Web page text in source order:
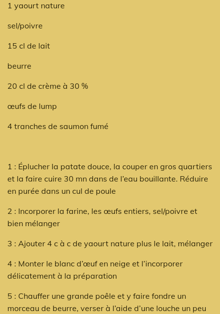
1 yaourt nature
sel/poivre
15 cl de lait
beurre
20 cl de crème à 30 %
œufs de lump
4 tranches de saumon fumé
1 : Éplucher la patate douce, la couper en gros quartiers
et la faire cuire 30 mn dans de l’eau bouillante. Réduire
en purée dans un cul de poule
2 : Incorporer la farine, les œufs entiers, sel/poivre et
bien mélanger
3 : Ajouter 4 c à c de yaourt nature plus le lait, mélanger
4 : Monter le blanc d’œuf en neige et l’incorporer
délicatement à la préparation
5 : Chauffer une grande poêle et y faire fondre un
morceau de beurre, verser à l’aide d’une louche un peu